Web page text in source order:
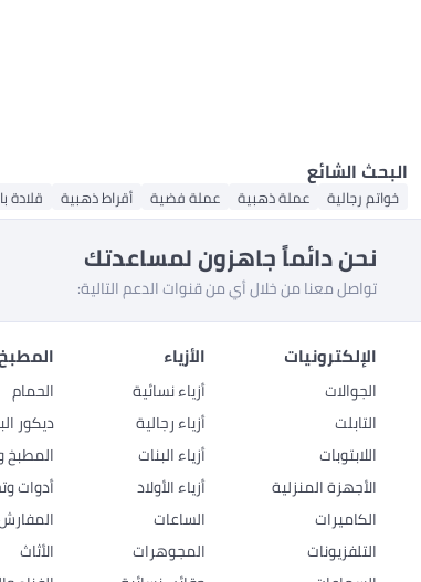
البحث الشائع
خواتم رجالية عملة ذهبية عملة فضية أقراط ذهبية قلادة
نحن دائماً جاهزون لمساعدتك
تواصل معنا من خلال أي من قنوات الدعم التالية:
الإلكترونيات
الجوالات
التابلت
اللابتوبات
الأجهزة المنزلية
الكاميرات
التلفزيونات
الأزياء
أزياء نسائية
أزياء رجالية
أزياء البنات
أزياء الأولاد
الساعات
المجوهرات
الحمام
ديكور
المطبخ
أدوات
الأثاث